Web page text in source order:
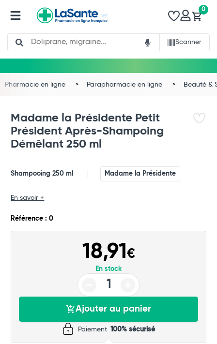
Search
Scanner
0
Pharmacie en ligne Parapharmacie en ligne Beauté &
Madame la Présidente Petit
Président Après-Shampoing
Démêlant 250 ml
Shampooing 250 ml Madame la Présidente
En savoir +
Référence : 0
18,91€
En stock
Ajouter au panier
Paiement 100% sécurisé